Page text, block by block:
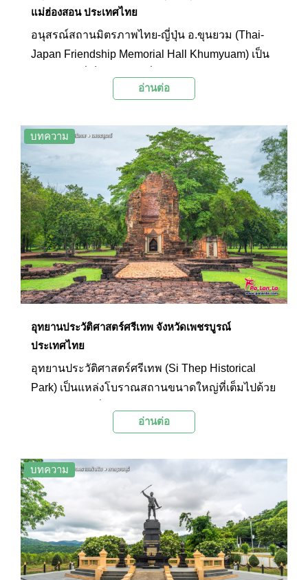
แม่ฮ่องสอน ประเทศไทย
อนุสรณ์สถานมิตรภาพไทย-ญี่ปุ่น อ.ขุนยวม (Thai-
Japan Friendship Memorial Hall Khumyuam) เป็น
ของเมืองแม่ฮ่องสอนเอาไว้ โดยเฉพาะในช่วง
ในเมืองไทย โดยภายในบริเวณมีการจัดแสดง
นิทรรศการบอกเล่าเรื่องราวต่างๆ และข้าวของ
เครื่องใช้ในสมัยนั้นเอาไว้ให้คนรุ่นหลังได้ศึกษา
อ่านต่อ
บทความ
อุทยานประวัติศาสตร์ศรีเทพ จังหวัดเพชรบูรณ์
ประเทศไทย
อุทยานประวัติศาสตร์ศรีเทพ (Si Thep Historical
Park) เป็นแหล่งโบราณสถานขนาดใหญ่ที่เต็มไปด้วย
18 ถึงราวต้นพุทธศตวรรษที่ 19 ซึ่งแสดงถึงศิลปะ
คุณค่าทางประวัติศาสตร์ที่หาชมได้ยาก อีกทั้งยังเป็น
โบราณสถานที่มีสภาพค่อนข้างสมบูรณ์ที่เปิดให้ผู้ที่
สนใจได้ศึกษาเที่ยวชม
อ่านต่อ
บทความ